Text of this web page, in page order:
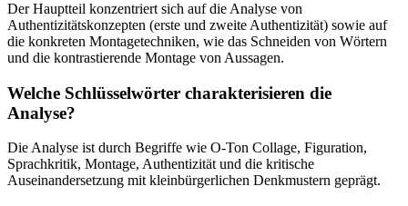
Der Hauptteil konzentriert sich auf die Analyse von
Authentizitätskonzepten (erste und zweite Authentizität) sowie auf
die konkreten Montagetechniken, wie das Schneiden von Wörtern
und die kontrastierende Montage von Aussagen.
Welche Schlüsselwörter charakterisieren die
Analyse?
Die Analyse ist durch Begriffe wie O-Ton Collage, Figuration,
Sprachkritik, Montage, Authentizität und die kritische
Auseinandersetzung mit kleinbürgerlichen Denkmustern geprägt.